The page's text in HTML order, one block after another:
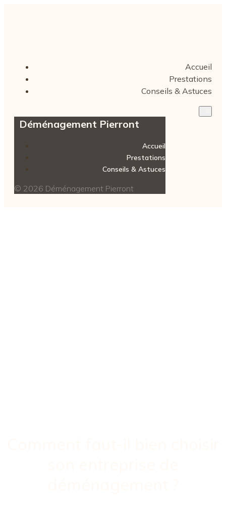
Accueil
Prestations
Conseils & Astuces
Déménagement Pierront
Accueil
Prestations
Conseils & Astuces
© 2026 Déménagement Pierront